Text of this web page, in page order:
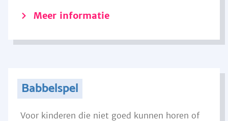
Meer informatie
Babbelspel
Voor kinderen die niet goed kunnen horen of